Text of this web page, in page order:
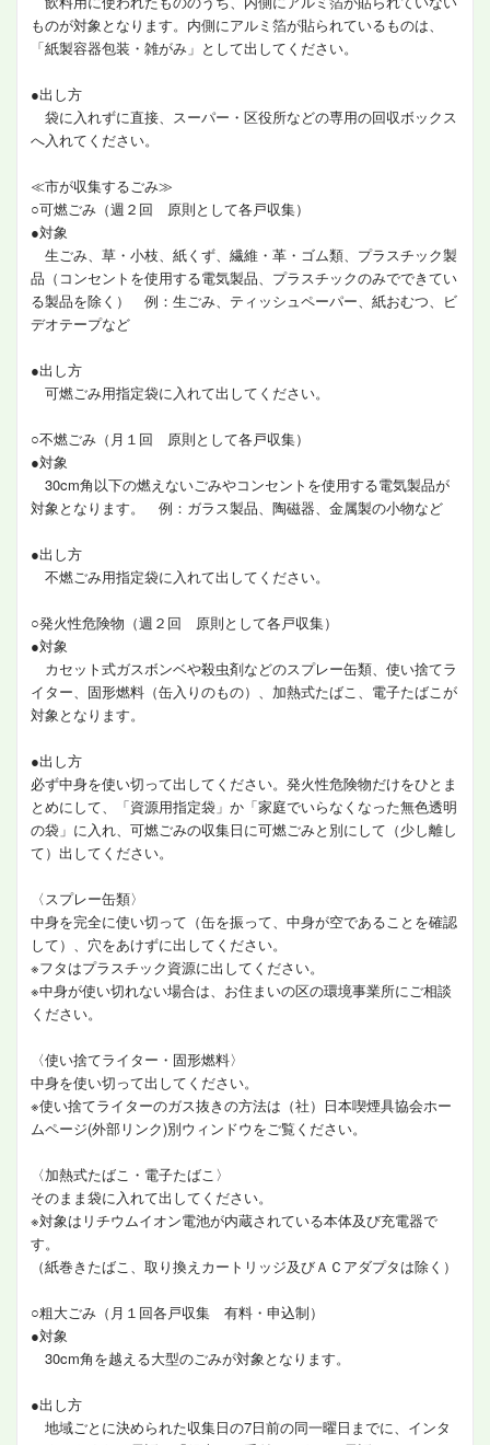
ものが対象となります。内側にアルミ箔が貼られているものは、
「紙製容器包装・雑がみ」として出してください。
●出し方
袋に入れずに直接、スーパー・区役所などの専用の回収ボックス
へ入れてください。
≪市が収集するごみ≫
○可燃ごみ（週２回 原則として各戸収集）
●対象
生ごみ、草・小枝、紙くず、繊維・革・ゴム類、プラスチック製
品（コンセントを使用する電気製品、プラスチックのみでできてい
る製品を除く） 例：生ごみ、ティッシュペーパー、紙おむつ、ビ
デオテープなど
●出し方
可燃ごみ用指定袋に入れて出してください。
○不燃ごみ（月１回 原則として各戸収集）
●対象
30cm角以下の燃えないごみやコンセントを使用する電気製品が
対象となります。 例：ガラス製品、陶磁器、金属製の小物など
●出し方
不燃ごみ用指定袋に入れて出してください。
○発火性危険物（週２回 原則として各戸収集）
●対象
カセット式ガスボンベや殺虫剤などのスプレー缶類、使い捨てラ
イター、固形燃料（缶入りのもの）、加熱式たばこ、電子たばこが
対象となります。
●出し方
必ず中身を使い切って出してください。発火性危険物だけをひとま
とめにして、「資源用指定袋」か「家庭でいらなくなった無色透明
の袋」に入れ、可燃ごみの収集日に可燃ごみと別にして（少し離し
て）出してください。
〈スプレー缶類〉
中身を完全に使い切って（缶を振って、中身が空であることを確認
して）、穴をあけずに出してください。
※フタはプラスチック資源に出してください。
※中身が使い切れない場合は、お住まいの区の環境事業所にご相談
ください。
〈使い捨てライター・固形燃料〉
中身を使い切って出してください。
※使い捨てライターのガス抜きの方法は（社）日本喫煙具協会ホー
ムページ(外部リンク)別ウィンドウをご覧ください。
〈加熱式たばこ・電子たばこ〉
そのまま袋に入れて出してください。
※対象はリチウムイオン電池が内蔵されている本体及び充電器で
す。
（紙巻きたばこ、取り換えカートリッジ及びＡＣアダプタは除く）
○粗大ごみ（月１回各戸収集 有料・申込制）
●対象
30cm角を越える大型のごみが対象となります。
●出し方
地域ごとに決められた収集日の7日前の同一曜日までに、インタ